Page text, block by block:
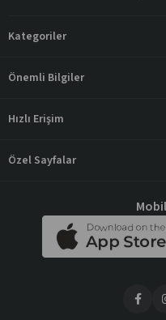
Kategoriler
Önemli Bilgiler
Hızlı Erişim
Özel Sayfalar